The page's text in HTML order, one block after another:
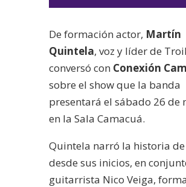
De formación actor, Martín
Quintela, voz y líder de
conversó con Conexión
sobre el show que la banda
presentará el sábado 26 de
en la Sala Camacuá.
Quintela narró la historia de
desde sus inicios, en
guitarrista Nico Veiga,